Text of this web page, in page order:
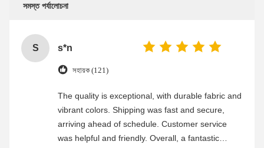
সমস্ত পর্যালোচনা
S s*n
সহায়ক (121)
The quality is exceptional, with durable fabric and
vibrant colors. Shipping was fast and secure,
arriving ahead of schedule. Customer service
was helpful and friendly. Overall, a fantastic